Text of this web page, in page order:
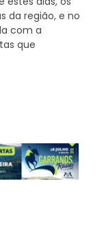
da região, e no
com a
que